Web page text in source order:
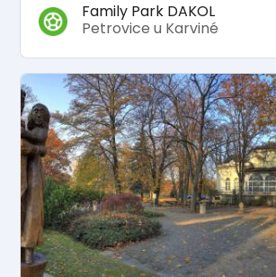
Family Park DAKOL
Petrovice u Karviné